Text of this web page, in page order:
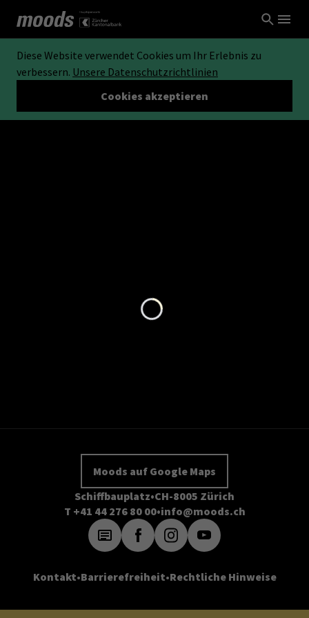
Diese Website verwendet Cookies um Ihr Erlebnis zu
verbessern. Unsere Datenschutzrichtlinien
Cookies akzeptieren
Moods auf Google Maps
Schiffbauplatz CH-8005 Zürich
T +41 44 276 80 00 info@moods.ch
Kontakt Barrierefreiheit Rechtliche Hinweise